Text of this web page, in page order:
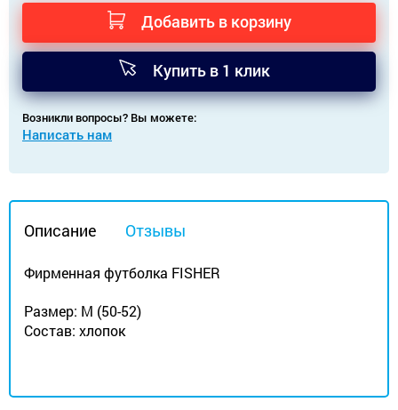
Добавить в корзину
Купить в 1 клик
Возникли вопросы? Вы можете:
Написать нам
Описание Отзывы
Фирменная футболка FISHER
Размер: М (50-52)
Состав: хлопок